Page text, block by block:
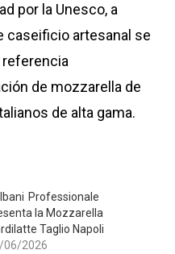
por la Unesco, a
caseificio artesanal se
de mozzarella de
de alta gama.
Professionale
la Mozzarella
Taglio Napoli
06/2026